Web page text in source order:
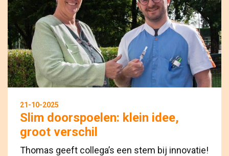
21-10-2025
Slim doorspoelen: klein idee,
groot verschil
Thomas geeft collega’s een stem bij innovatie!